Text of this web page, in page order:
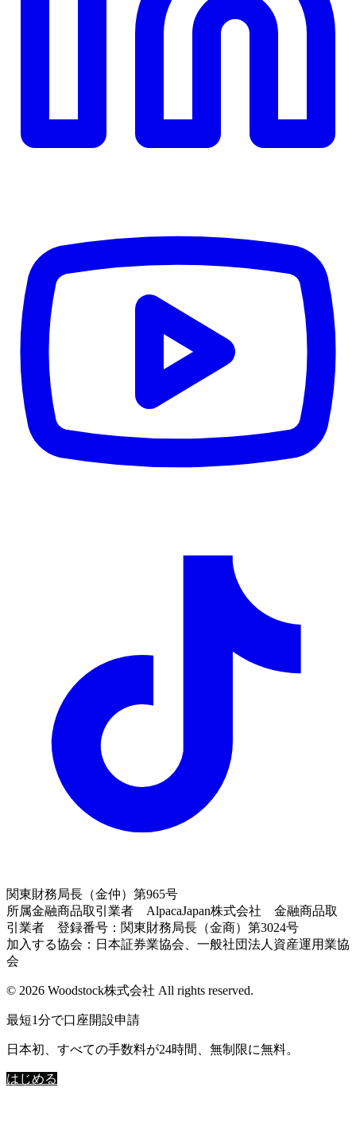
関東財務局長（金仲）第965号
所属金融商品取引業者 AlpacaJapan株式会社 金融商品取
引業者 登録番号：関東財務局長（金商）第3024号
加入する協会：日本証券業協会、一般社団法人資産運用業協
会
© 2026 Woodstock株式会社 All rights reserved.
最短1分で口座開設申請
日本初、すべての手数料が24時間、無制限に無料。
はじめる